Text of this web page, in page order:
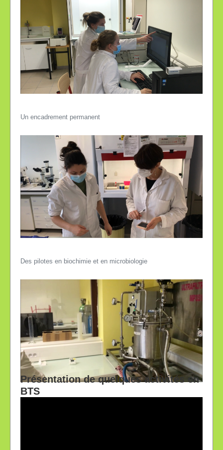
Un encadrement permanent
Des pilotes en biochimie et en microbiologie
Présentation de quelques activités en
BTS